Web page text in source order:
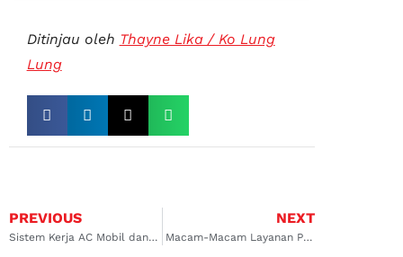
Ditinjau oleh Thayne Lika / Ko Lung
Lung
PREVIOUS
Sistem Kerja AC Mobil dan Fungsi Komponen di Dalamnya
NEXT
Macam-Macam Layanan Pada Bengkel Kelistrikan Mobil